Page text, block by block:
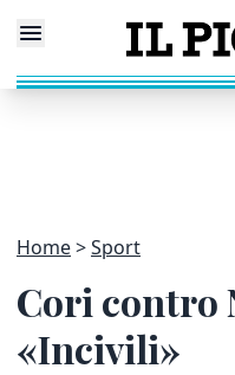
Home Sport
Cori contro
«Incivili»